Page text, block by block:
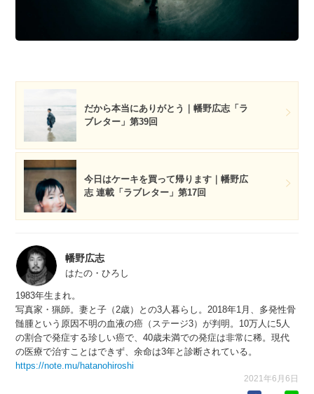
だから本当にありがとう｜幡野広志「ラ
ブレター」第39回
今日はケーキを買って帰ります｜幡野広
志 連載「ラブレター」第17回
幡野広志
はたの・ひろし
1983年生まれ。
写真家・猟師。妻と子（2歳）との3人暮らし。2018年1月、多発性骨
髄腫という原因不明の血液の癌（ステージ3）が判明。10万人に5人
の割合で発症する珍しい癌で、40歳未満での発症は非常に稀。現代
の医療で治すことはできず、余命は3年と診断されている。
https://note.mu/hatanohiroshi
2021年6月6日